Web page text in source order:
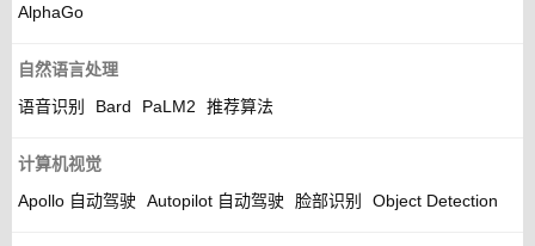
AlphaGo
自然语言处理
语音识别
Bard PaLM2 推荐算法
计算机视觉
Apollo 自动驾驶
Autopilot 自动驾驶 脸部识别 Object Detection